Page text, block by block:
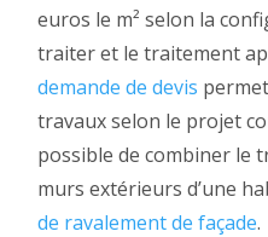
euros le m² selon la
traiter et le traitement
demande de devis
travaux selon le projet
possible de combiner le
murs extérieurs d’une
de ravalement de façade.